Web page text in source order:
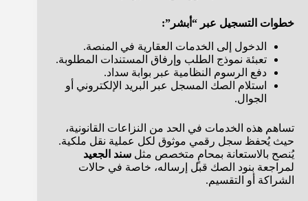
خطوات التسجيل عبر “أبشر”:
الدخول إلى الخدمات العقارية في المنصة.
تعبئة نموذج الطلب وإرفاق المستندات المطلوبة.
دفع الرسوم النظامية عبر بوابة سداد.
استلام الصك المسجل عبر البريد الإلكتروني أو
الجوال.
تساهم هذه الخدمات في الحد من النزاعات القانونية،
حيث يُحفظ سجل رقمي موثوق لكل عملية نقل ملكية.
يُنصح بالاستعانة بمحامٍ متخصص مثل سند الجعيد
لمراجعة بنود الصك قبل إرساله، خاصة في حالات
الشراكة أو التقسيم.